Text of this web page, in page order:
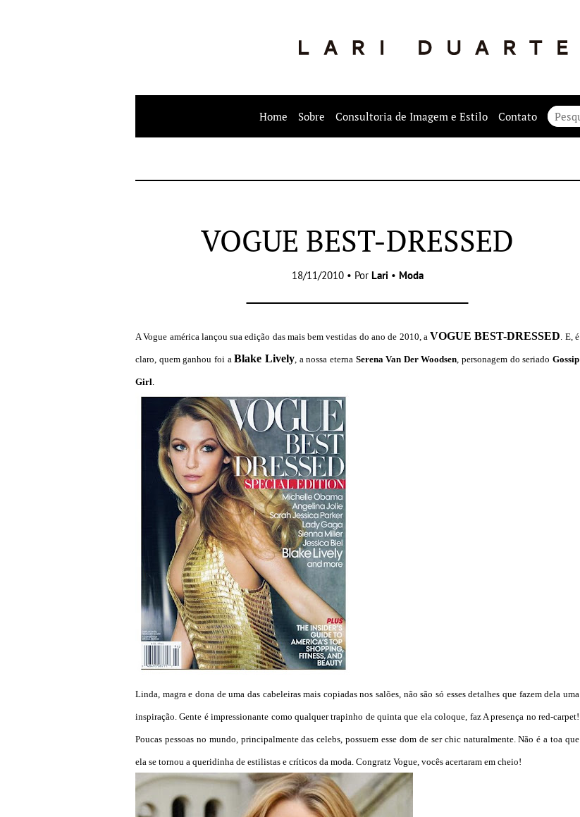
Home Sobre Consultoria de Imagem e Estilo Contato
VOGUE BEST-DRESSED
18/11/2010 • Por Lari • Moda
A Vogue américa lançou sua edição das mais bem vestidas do ano de 2010, a VOGUE BEST-DRESSED. E, é
claro, quem ganhou foi aBlake Lively, a nossa eterna Serena Van Der Woodsen, personagem do seriadoGossip
Girl.
Linda, magra e dona de uma das cabeleiras mais copiadas nos salões, não são só esses detalhes que fazem dela uma
inspiração. Gente é impressionante como qualquer trapinho de quinta que ela coloque, faz A presença no red-carpet!
Poucas pessoas no mundo, principalmente das celebs, possuem esse dom de ser chic naturalmente. Não é a toa que
ela se tornou a queridinha de estilistas e críticos da moda. Congratz Vogue, vocês acertaram em cheio!